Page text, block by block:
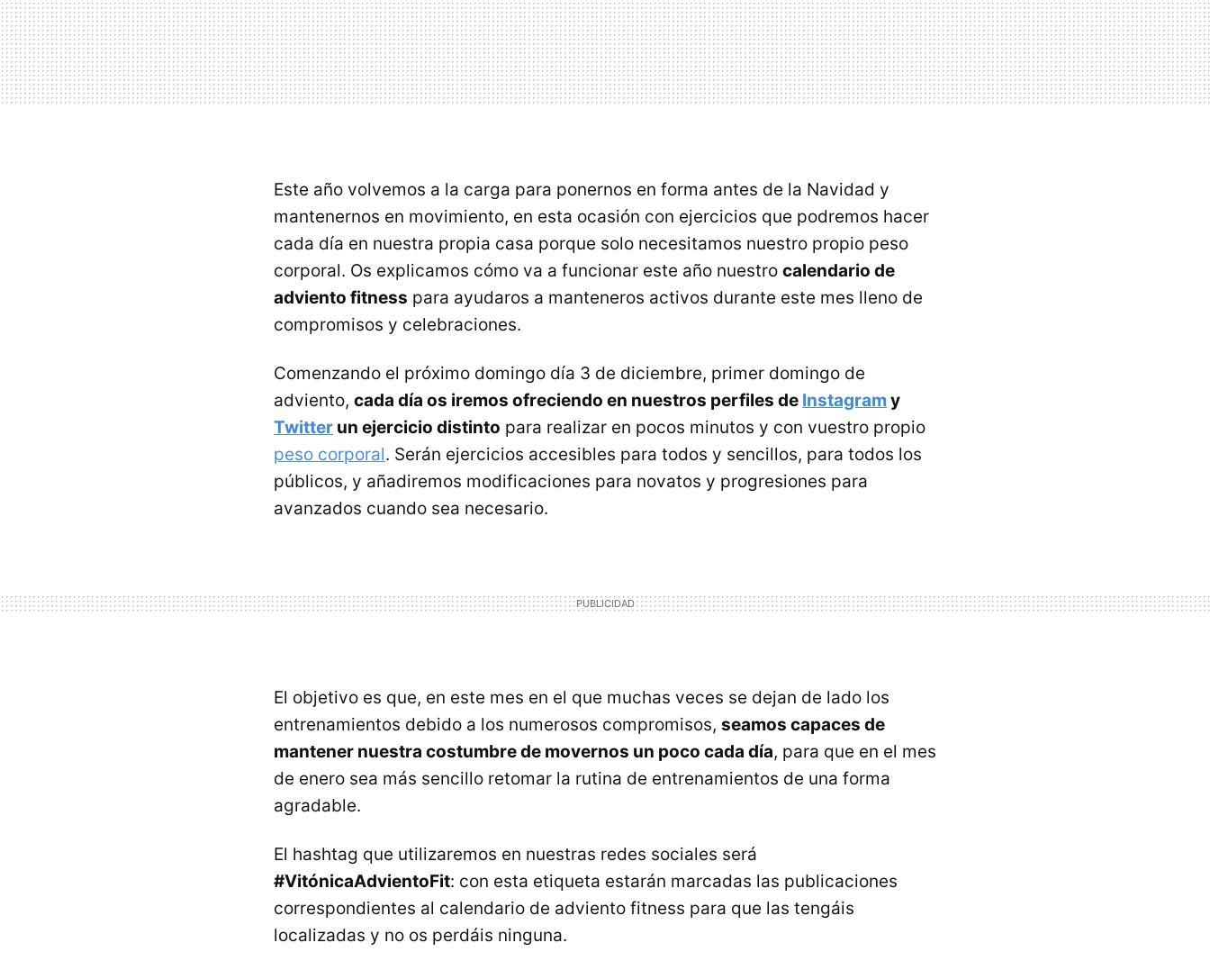
Este año volvemos a la carga para ponernos en forma antes de la Navidad y
mantenernos en movimiento, en esta ocasión con ejercicios que podremos hacer
cada día en nuestra propia casa porque solo necesitamos nuestro propio peso
corporal. Os explicamos cómo va a funcionar este año nuestro calendario de
adviento fitness para ayudaros a manteneros activos durante este mes lleno de
compromisos y celebraciones.
Comenzando el próximo domingo día 3 de diciembre, primer domingo de
adviento, cada día os iremos ofreciendo en nuestros perfiles de Instagramy
Twitter un ejercicio distinto para realizar en pocos minutos y con vuestro propio
peso corporal. Serán ejercicios accesibles para todos y sencillos, para todos los
públicos, y añadiremos modificaciones para novatos y progresiones para
avanzados cuando sea necesario.
El objetivo es que, en este mes en el que muchas veces se dejan de lado los
entrenamientos debido a los numerosos compromisos, seamos capaces de
mantener nuestra costumbre de movernos un poco cada día, para que en el mes
de enero sea más sencillo retomar la rutina de entrenamientos de una forma
agradable.
El hashtag que utilizaremos en nuestras redes sociales será
#VitónicaAdvientoFit: con esta etiqueta estarán marcadas las publicaciones
correspondientes al calendario de adviento fitness para que las tengáis
localizadas y no os perdáis ninguna.